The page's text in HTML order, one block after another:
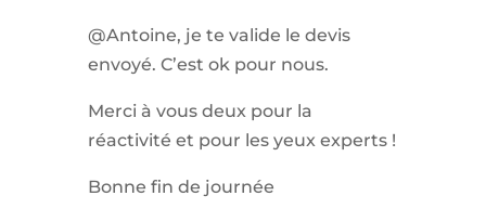
@Antoine, je te valide le devis
envoyé. C’est ok pour nous.
Merci à vous deux pour la
réactivité et pour les yeux experts !
Bonne fin de journée